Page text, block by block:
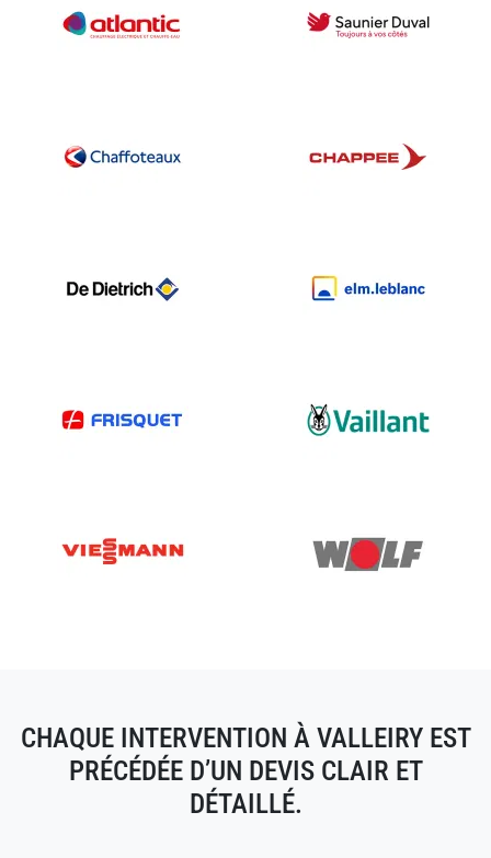
CHAQUE INTERVENTION À VALLEIRY EST
PRÉCÉDÉE D’UN DEVIS CLAIR ET
DÉTAILLÉ.